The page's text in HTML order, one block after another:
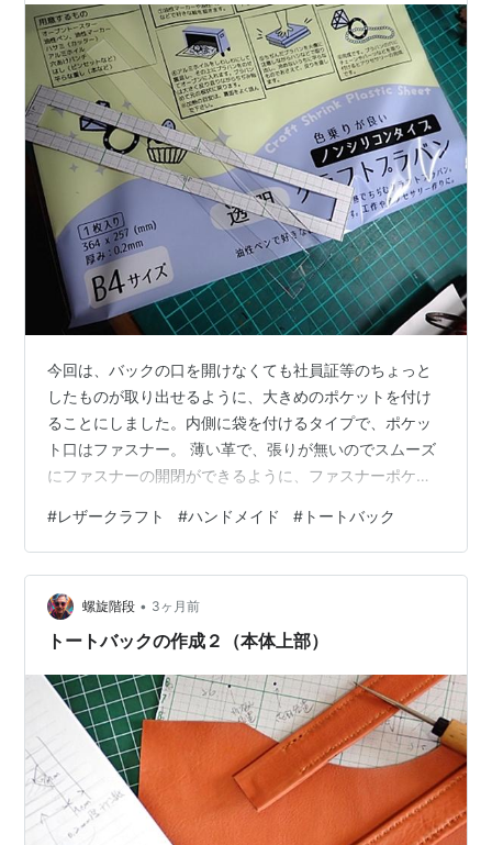
今回は、バックの口を開けなくても社員証等のちょっと
したものが取り出せるように、大きめのポケットを付け
ることにしました。内側に袋を付けるタイプで、ポケッ
ト口はファスナー。 薄い革で、張りが無いのでスムーズ
にファスナーの開閉ができるように、ファスナーポケッ
#レザークラフト #ハンドメイド # トートバック
螺旋階段 • 3ヶ月前
トートバックの作成２（本体上部）